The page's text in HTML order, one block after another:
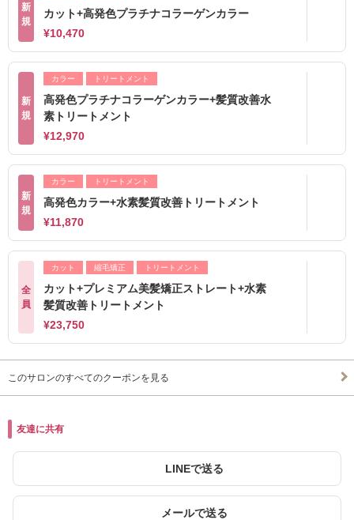
新
規
カット+高発色プラチナコラーゲンカラー
¥10,470
新
規
カラー トリートメント
高発色プラチナコラーゲンカラー+髪質改善水
素トリートメント
¥12,970
新
規
カラー トリートメント
高発色カラー+水素髪質改善トリートメント
¥11,870
全
員
カット 縮毛矯正 トリートメント
カット+プレミアム美髪矯正ストレート+水素
髪質改善トリートメント
¥23,750
このサロンのすべてのクーポンを見る
友達に共有
LINEで送る
メールで送る